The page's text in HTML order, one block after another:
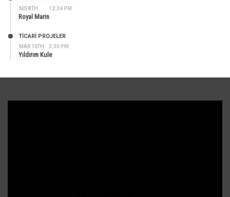
NIS 8TH 12:34 PM
Royal Marin
MAR 16TH 3:30 PM
TİCARİ PROJELER
Yıldırım Kule